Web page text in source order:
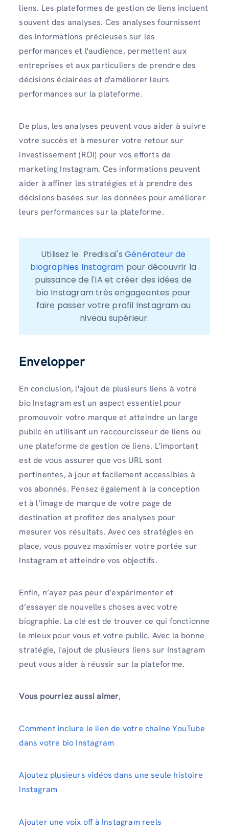
liens. Les plateformes de gestion de liens incluent
souvent des analyses. Ces analyses fournissent
des informations précieuses sur les
performances et l'audience, permettent aux
entreprises et aux particuliers de prendre des
décisions éclairées et d'améliorer leurs
performances sur la plateforme.
De plus, les analyses peuvent vous aider à suivre
votre succès et à mesurer votre retour sur
investissement (ROI) pour vos efforts de
marketing Instagram. Ces informations peuvent
aider à affiner les stratégies et à prendre des
décisions basées sur les données pour améliorer
leurs performances sur la plateforme.
Utilisez le  Predis.ai's Générateur de
biographies Instagram pour découvrir la
puissance de l'IA et créer des idées de
bio Instagram très engageantes pour
faire passer votre profil Instagram au
niveau supérieur.
Envelopper
En conclusion, l'ajout de plusieurs liens à votre
bio Instagram est un aspect essentiel pour
promouvoir votre marque et atteindre un large
public en utilisant un raccourcisseur de liens ou
une plateforme de gestion de liens. L’important
est de vous assurer que vos URL sont
pertinentes, à jour et facilement accessibles à
vos abonnés. Pensez également à la conception
et à l’image de marque de votre page de
destination et profitez des analyses pour
mesurer vos résultats. Avec ces stratégies en
place, vous pouvez maximiser votre portée sur
Instagram et atteindre vos objectifs.
Enfin, n’ayez pas peur d’expérimenter et
d’essayer de nouvelles choses avec votre
biographie. La clé est de trouver ce qui fonctionne
le mieux pour vous et votre public. Avec la bonne
stratégie, l'ajout de plusieurs liens sur Instagram
peut vous aider à réussir sur la plateforme.
Vous pourriez aussi aimer,
Comment inclure le lien de votre chaîne YouTube
dans votre bio Instagram
Ajoutez plusieurs vidéos dans une seule histoire
Instagram
Ajouter une voix off à Instagram reels